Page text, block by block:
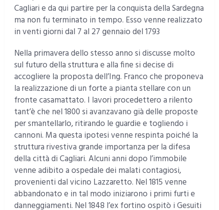
Cagliari e da qui partire per la conquista della Sardegna
ma non fu terminato in tempo. Esso venne realizzato
in venti giorni dal 7 al 27 gennaio del 1793
Nella primavera dello stesso anno si discusse molto
sul futuro della struttura e alla fine si decise di
accogliere la proposta dell’Ing. Franco che proponeva
la realizzazione di un forte a pianta stellare con un
fronte casamattato. I lavori procedettero a rilento
tant’è che nel 1800 si avanzavano già delle proposte
per smantellarlo, ritirando le guardie e togliendo i
cannoni. Ma questa ipotesi venne respinta poiché la
struttura rivestiva grande importanza per la difesa
della città di Cagliari. Alcuni anni dopo l’immobile
venne adibito a ospedale dei malati contagiosi,
provenienti dal vicino Lazzaretto. Nel 1815 venne
abbandonato e in tal modo iniziarono i primi furti e
danneggiamenti. Nel 1848 l’ex fortino ospitò i Gesuiti